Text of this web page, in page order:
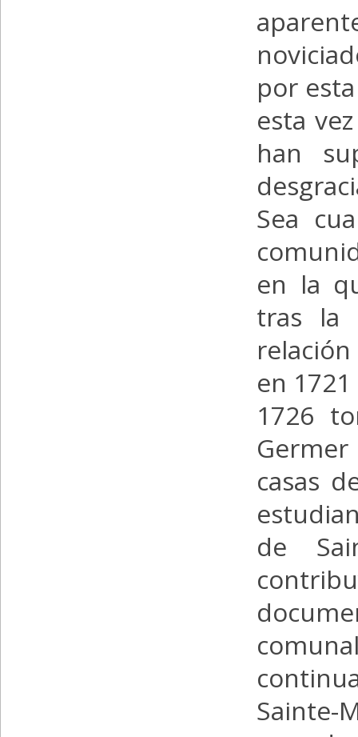
por
esta
han
Sea
en la
tras la
en
1726
casas
de
Sainte-